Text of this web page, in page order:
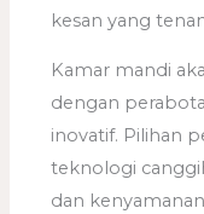
kesan yang
Kamar mandi
dengan
inovatif. Pilihan
teknologi
dan